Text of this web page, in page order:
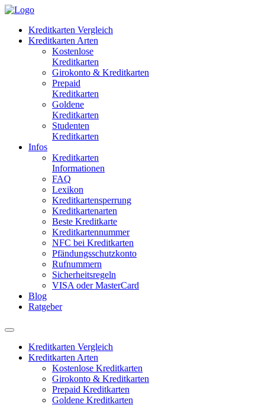
Kreditkarten Vergleich
Kreditkarten Arten
Kostenlose
Kreditkarten
Girokonto & Kreditkarten
Prepaid
Kreditkarten
Goldene
Kreditkarten
Studenten
Kreditkarten
Infos
Kreditkarten
Informationen
FAQ
Lexikon
Kreditkartensperrung
Kreditkartenarten
Beste Kreditkarte
Kreditkartennummer
NFC bei Kreditkarten
Pfändungsschutzkonto
Rufnummern
Sicherheitsregeln
VISA oder MasterCard
Blog
Ratgeber
Kreditkarten Vergleich
Kreditkarten Arten
Kostenlose Kreditkarten
Girokonto & Kreditkarten
Prepaid Kreditkarten
Goldene Kreditkarten